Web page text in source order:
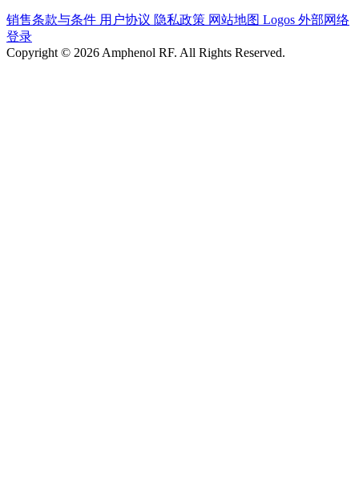
销售条款与条件 用户协议 隐私政策 网站地图 Logos 外部网络
登录
Copyright © 2026 Amphenol RF. All Rights Reserved.